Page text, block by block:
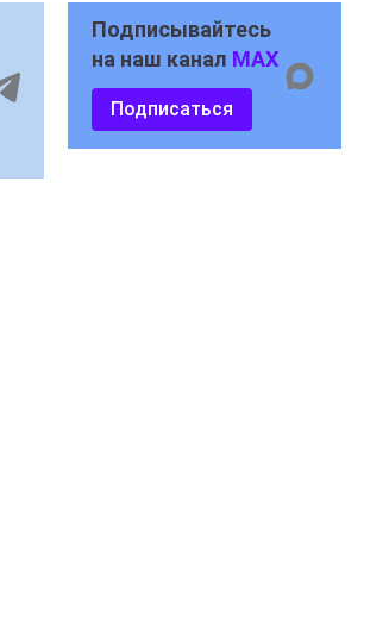
Подписывайтесь
на наш канал MAX
Подписаться